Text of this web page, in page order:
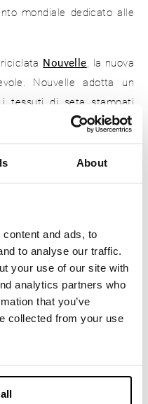
About
and ads, to
to analyse our traffic.
your use of our site with
analytics partners who
that you’ve
collected from your use
mondiale dedicato alle
Nouvelle, la nuova
Nouvelle adotta un
tessuti di seta stampati
processo meccanico, per
isolante.
容